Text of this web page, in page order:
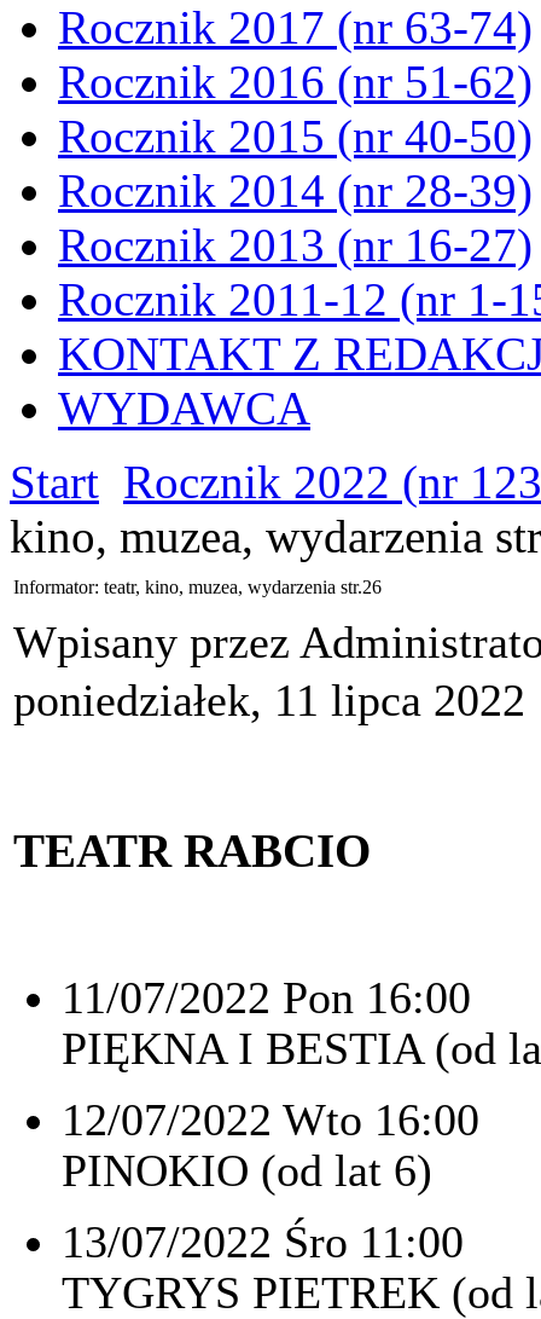
Rocznik 2017 (nr 63-74)
Rocznik 2016 (nr 51-62)
Rocznik 2015 (nr 40-50)
Rocznik 2014 (nr 28-39)
Rocznik 2013 (nr 16-27)
Rocznik 2011-12 (nr 1-
KONTAKT Z
WYDAWCA
Start Rocznik 2022 (nr
kino, muzea, wydarzenia
Informator: teatr, kino, muzea, wydarzenia str.26
Wpisany przez
poniedziałek, 11 lipca 2022
TEATR RABCIO
11/07/2022 Pon 16:00
PIĘKNA I BESTIA (od
12/07/2022 Wto 16:00
PINOKIO (od lat 6)
13/07/2022 Śro 11:00
TYGRYS PIETREK (od